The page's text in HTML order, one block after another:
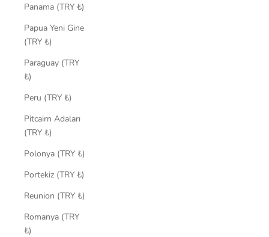
Panama (TRY ₺)
Papua Yeni Gine
(TRY ₺)
Paraguay (TRY
₺)
Peru (TRY ₺)
Pitcairn Adaları
(TRY ₺)
Polonya (TRY ₺)
Portekiz (TRY ₺)
Reunion (TRY ₺)
Romanya (TRY
₺)